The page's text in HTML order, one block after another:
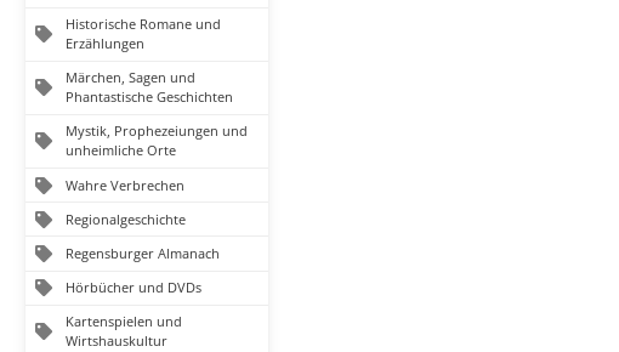
Historische Romane und
Erzählungen
Märchen, Sagen und
Phantastische Geschichten
Mystik, Prophezeiungen und
unheimliche Orte
Wahre Verbrechen
Regionalgeschichte
Regensburger Almanach
Hörbücher und DVDs
Kartenspielen und
Wirtshauskultur